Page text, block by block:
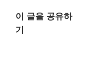
이 글을 공유하
기